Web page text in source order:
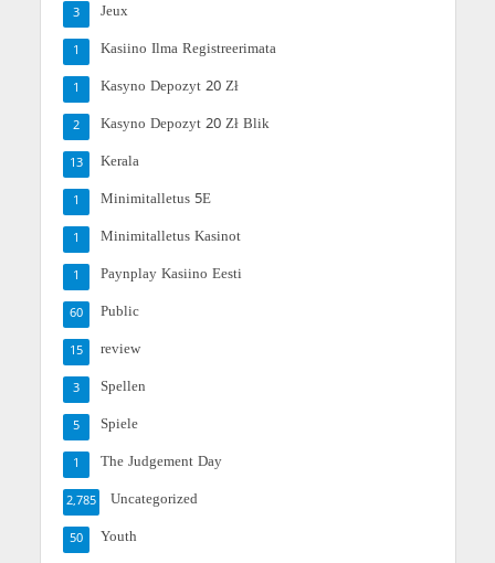
Jeux
3
Kasiino Ilma Registreerimata
1
Kasyno Depozyt 20 Zł
1
Kasyno Depozyt 20 Zł Blik
2
Kerala
13
Minimitalletus 5E
1
Minimitalletus Kasinot
1
Paynplay Kasiino Eesti
1
Public
60
review
15
Spellen
3
Spiele
5
The Judgement Day
1
Uncategorized
2,785
Youth
50